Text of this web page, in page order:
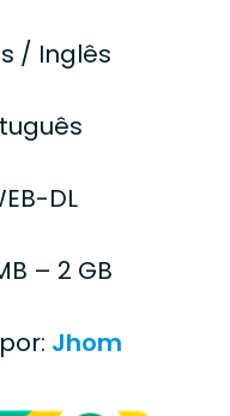
/ Inglês
DL
– 2 GB
Jhom